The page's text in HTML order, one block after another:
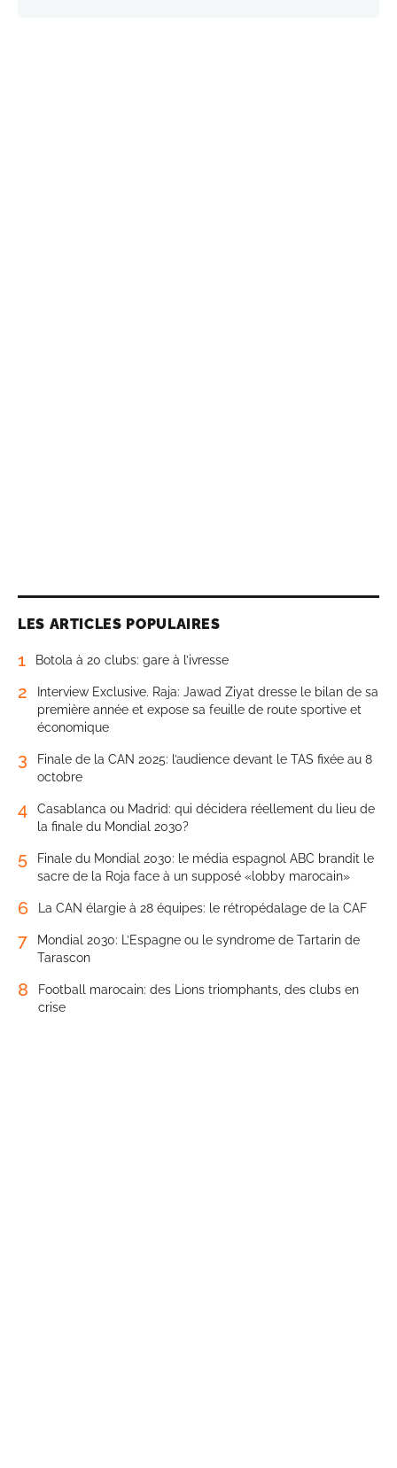
LES ARTICLES POPULAIRES
1 Botola à 20 clubs: gare à l’ivresse
2
Interview Exclusive. Raja: Jawad Ziyat dresse le bilan de sa
première année et expose sa feuille de route sportive et
économique
3
Finale de la CAN 2025: l’audience devant le TAS fixée au 8
octobre
4
Casablanca ou Madrid: qui décidera réellement du lieu de
la finale du Mondial 2030?
5
Finale du Mondial 2030: le média espagnol ABC brandit le
sacre de la Roja face à un supposé «lobby marocain»
6 La CAN élargie à 28 équipes: le rétropédalage de la CAF
7
Mondial 2030: L’Espagne ou le syndrome de Tartarin de
Tarascon
8
Football marocain: des Lions triomphants, des clubs en
crise